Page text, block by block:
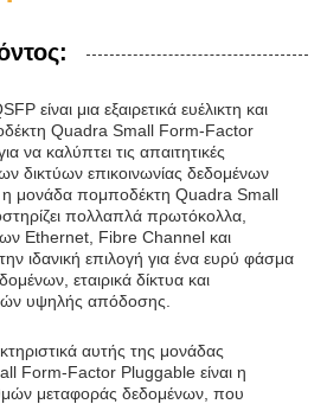
είναι μια εξαιρετικά ευέλικτη και
Quadra Small Form-Factor
να καλύπτει τις απαιτητικές
δικτύων επικοινωνίας δεδομένων
η μονάδα πομποδέκτη Quadra Small
πολλαπλά πρωτόκολλα,
Ethernet, Fibre Channel και
ιδανική επιλογή για ένα ευρύ φάσμα
εταιρικά δίκτυα και
υψηλής απόδοσης.
αυτής της μονάδας
Form-Factor Pluggable είναι η
μεταφοράς δεδομένων, που